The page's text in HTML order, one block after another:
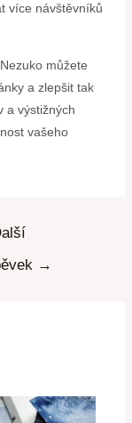
více návštěvníků
můžete
a zlepšit tak
a výstižných
vašeho
→